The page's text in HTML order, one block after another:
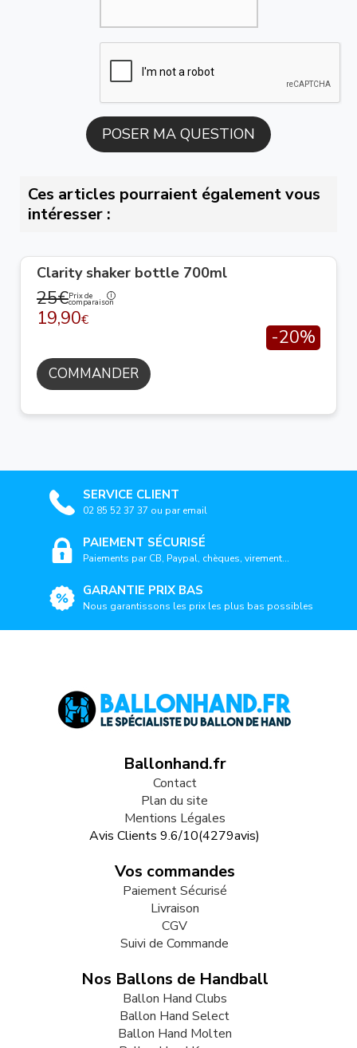
Ces articles pourraient également vous
intéresser :
Clarity shaker bottle 700ml
25€Prix de
comparaison
19,90€
-20%
COMMANDER
SERVICE CLIENT
02 85 52 37 37 ou par email
PAIEMENT SÉCURISÉ
Paiements par CB, Paypal, chèques, virement...
GARANTIE PRIX BAS
Nous garantissons les prix les plus bas possibles
Ballonhand.fr
Contact
Plan du site
Mentions Légales
Avis Clients 9.6/10(4279avis)
Vos commandes
Paiement Sécurisé
Livraison
CGV
Suivi de Commande
Nos Ballons de Handball
Ballon Hand Clubs
Ballon Hand Select
Ballon Hand Molten